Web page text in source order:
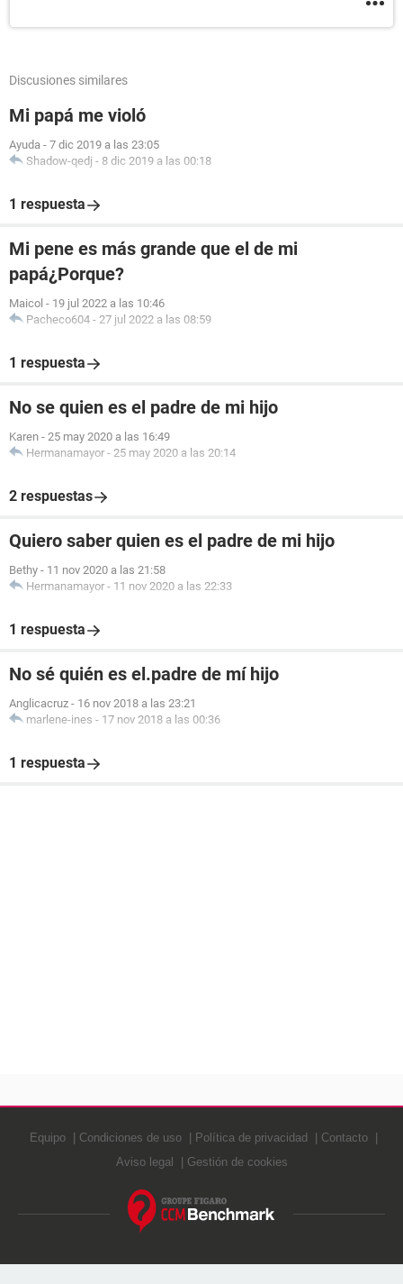
Discusiones similares
Mi papá me violó
Ayuda - 7 dic 2019 a las 23:05
Shadow-qedj - 8 dic 2019 a las 00:18
1 respuesta
Mi pene es más grande que el de mi
papá¿Porque?
Maicol - 19 jul 2022 a las 10:46
Pacheco604 - 27 jul 2022 a las 08:59
1 respuesta
No se quien es el padre de mi hijo
Karen - 25 may 2020 a las 16:49
Hermanamayor - 25 may 2020 a las 20:14
2 respuestas
Quiero saber quien es el padre de mi hijo
Bethy - 11 nov 2020 a las 21:58
Hermanamayor - 11 nov 2020 a las 22:33
1 respuesta
No sé quién es el.padre de mí hijo
Anglicacruz - 16 nov 2018 a las 23:21
marlene-ines - 17 nov 2018 a las 00:36
1 respuesta
Equipo Condiciones de uso Política de privacidad
Contacto
Aviso legal
Gestión de cookies